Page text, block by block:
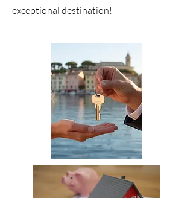
exceptional destination!